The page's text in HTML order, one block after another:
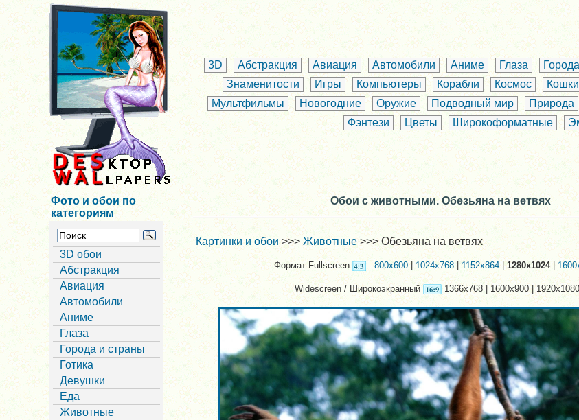
3D Абстракция Авиация Автомобили Аниме Глаза
Знаменитости
Игры Компьютеры Корабли Космос Кошки
Мультфильмы
Новогодние Оружие Подводный мир Природа
Фэнтези
Цветы Широкоформатные
Фото и обои по
категориям
3D обои
Абстракция
Авиация
Автомобили
Аниме
Глаза
Города и страны
Готика
Девушки
Еда
Животные
Обои с животными. Обезьяна на ветвях
Картинки и обои>>>Животные>>> Обезьяна на ветвях
Формат Fullscreen 800x600|1024x768| 1152x864|1280x1024|
Widescreen / Широкоэкранный 1366x768 | 1600x900 | 1920x1080